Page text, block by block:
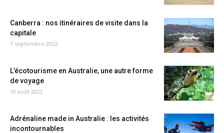
Canberra : nos itinéraires de visite dans la
capitale
7 septembre 2022
L’écotourisme en Australie, une autre forme
de voyage
10 août 2022
Adrénaline made in Australie : les activités
incontournables